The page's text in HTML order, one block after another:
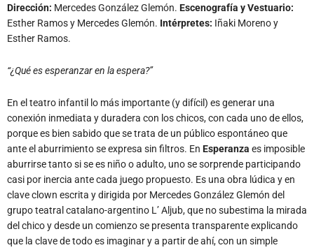
Dirección: Mercedes González Glemón. Escenografía y Vestuario:
Esther Ramos y Mercedes Glemón. Intérpretes: Iñaki Moreno y
Esther Ramos.
“¿Qué es esperanzar en la espera?”
En el teatro infantil lo más importante (y difícil) es generar una
conexión inmediata y duradera con los chicos, con cada uno de ellos,
porque es bien sabido que se trata de un público espontáneo que
ante el aburrimiento se expresa sin filtros. En Esperanza es imposible
aburrirse tanto si se es niño o adulto, uno se sorprende participando
casi por inercia ante cada juego propuesto. Es una obra lúdica y en
clave clown escrita y dirigida por Mercedes González Glemón del
grupo teatral catalano-argentino L’ Aljub, que no subestima la mirada
del chico y desde un comienzo se presenta transparente explicando
que la clave de todo es imaginar y a partir de ahí, con un simple